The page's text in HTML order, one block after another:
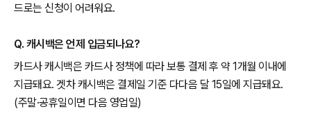
드로는 신청이 어려워요.
Q. 캐시백은 언제 입금되나요?
카드사 캐시백은 카드사 정책에 따라 보통 결제 후 약 1개월 이내에
지급돼요. 겟차 캐시백은 결제일 기준 다다음 달 15일에 지급돼요.
(주말·공휴일이면 다음 영업일)